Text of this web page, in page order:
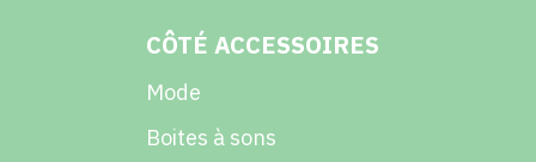
CÔTÉ ACCESSOIRES
Mode
Boites à sons